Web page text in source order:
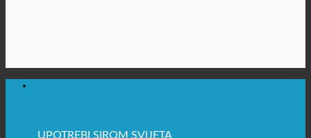
UPOTREBI ŠIROM SVIJETA